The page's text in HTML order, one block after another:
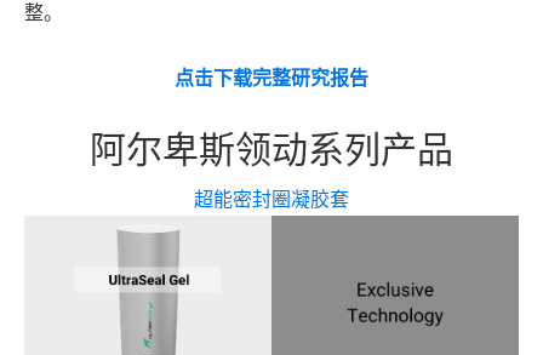
整。
点击下载完整研究报告
阿尔卑斯领动系列产品
超能密封圈凝胶套